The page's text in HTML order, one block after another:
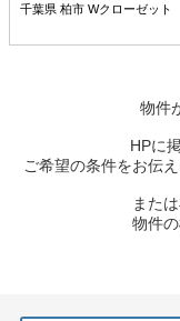
千葉県 柏市 Wクローゼット
物件
HPに
ご希望の条件をお伝
また
物件